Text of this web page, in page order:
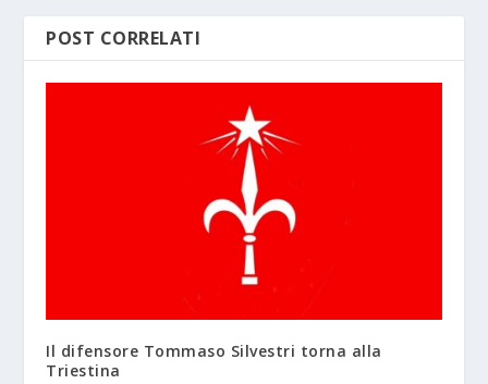
POST CORRELATI
Il difensore Tommaso Silvestri torna alla
Triestina